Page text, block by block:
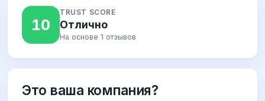
10
TRUST SCORE
Отлично
На основе 1 отзывов
Это ваша компания?